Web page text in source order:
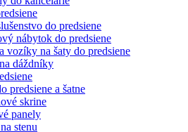
do predsiene
nábytok do predsiene
vozíky na šaty do predsiene
dáždníky
predsiene a šatne
skrine
panely
stenu